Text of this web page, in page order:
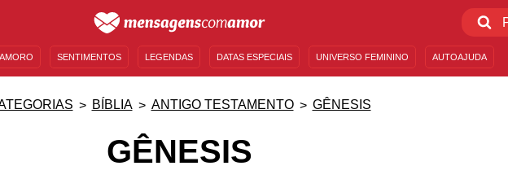
SENTIMENTOS LEGENDAS DATAS ESPECIAIS UNIVERSO FEMININO AUTOAJUDA
BÍBLIA ANTIGO TESTAMENTO GÊNESIS
GÊNESIS